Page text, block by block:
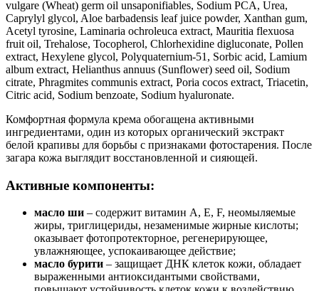
vulgare (Wheat) germ oil unsaponifiables, Sodium PCA, Urea,
Caprylyl glycol, Aloe barbadensis leaf juice powder, Xanthan gum,
Acetyl tyrosine, Laminaria ochroleuca extract, Mauritia flexuosa
fruit oil, Trehalose, Tocopherol, Chlorhexidine digluconate, Pollen
extract, Hexylene glycol, Polyquaternium-51, Sorbic acid, Lamium
album extract, Helianthus annuus (Sunflower) seed oil, Sodium
citrate, Phragmites communis extract, Poria cocos extract, Triacetin,
Citric acid, Sodium benzoate, Sodium hyaluronate.
Комфортная формула крема обогащена активными
ингредиентами, один из которых органический экстракт
белой крапивы для борьбы с признаками фотостарения. После
загара кожа выглядит восстановленной и сияющей.
Активные компоненты:
масло ши – содержит витамин А, E, F, неомыляемые
жиры, триглицериды, незаменимые жирные кислоты;
оказывает фотопротекторное, регенерирующее,
увлажняющее, успокаивающее действие;
масло бурити – защищает ДНК клеток кожи, обладает
выраженными антиоксидантыми свойствами,